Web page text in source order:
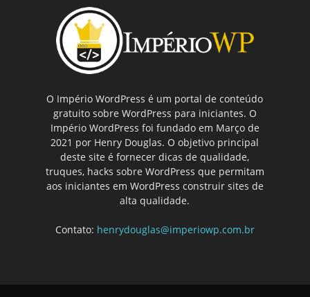
O Império WordPress é um portal de conteúdo
gratuito sobre WordPress para iniciantes. O
Império WordPress foi fundado em Março de
2021 por Henry Douglas. O objetivo principal
deste site é fornecer dicas de qualidade,
truques, hacks sobre WordPress que permitam
aos iniciantes em WordPress construir sites de
alta qualidade.
Contato: henrydouglas@imperiowp.com.br